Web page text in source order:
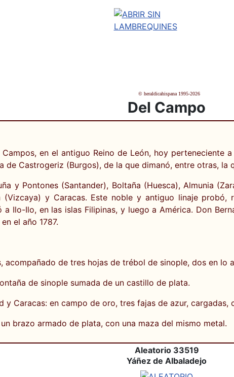
© heraldicahispana 1995-2026
Del Campo
en el antiguo Reino de León, hoy perteneciente
Castrogeriz (Burgos), de la que dimanó, entre otras, la
y Pontones (Santander), Boltaña (Huesca), Almunia
(Vizcaya) y Caracas. Este noble y antiguo linaje
a Ilo-Ilo, en las islas Filipinas, y luego a América. Don
el año 1787.
acompañado de tres hojas de trébol de sinople, dos en lo
de sinople sumada de un castillo de plata.
y Caracas: en campo de oro, tres fajas de azur, cargadas,
brazo armado de plata, con una maza del mismo metal.
Aleatorio 33519
Yáñez de Albaladejo